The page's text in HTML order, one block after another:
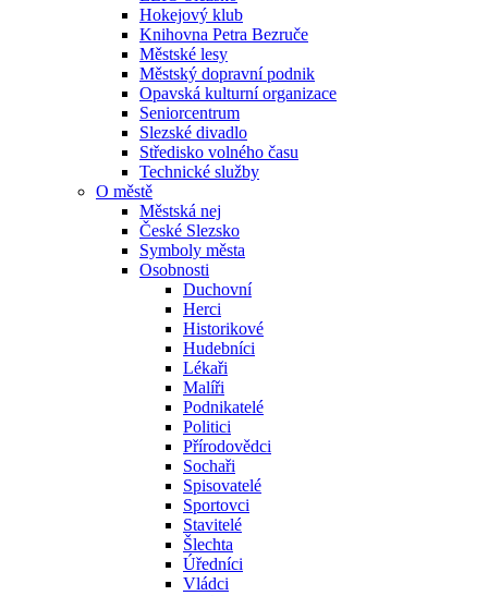
Hokejový klub
Knihovna Petra Bezruče
Městské lesy
Městský dopravní podnik
Opavská kulturní organizace
Seniorcentrum
Slezské divadlo
Středisko volného času
Technické služby
O městě
Městská nej
České Slezsko
Symboly města
Osobnosti
Duchovní
Herci
Historikové
Hudebníci
Lékaři
Malíři
Podnikatelé
Politici
Přírodovědci
Sochaři
Spisovatelé
Sportovci
Stavitelé
Šlechta
Úředníci
Vládci